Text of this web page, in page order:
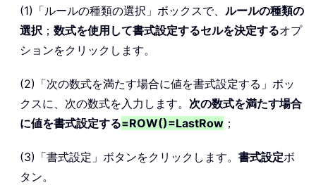
(1)「ルールの種類の選択」ボックスで、 ルールの種類の
選択 ； 数式を使用して書式設定するセルを決定するオプ
ションをクリックします。
(2)「次の数式を満たす場合に値を書式設定する」ボッ
クスに、次の数式を入力します。 次の数式を満たす場合
に値を書式設定する=ROW()=LastRow ；
(3)「書式設定」ボタンをクリックします。 書式設定ボ
タン。